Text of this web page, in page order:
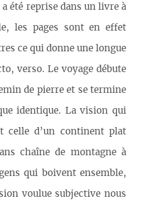
été reprise dans un livre à
les pages sont en effet
ce qui donne une longue
verso. Le voyage débute
de pierre et se termine
identique. La vision qui
celle d’un continent plat
chaîne de montagne à
qui boivent ensemble,
voulue subjective nous